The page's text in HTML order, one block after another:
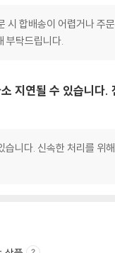
시 합배송이 어렵거나
부탁드립니다.
지연될 수 있습니다
니다. 신속한 처리를 위